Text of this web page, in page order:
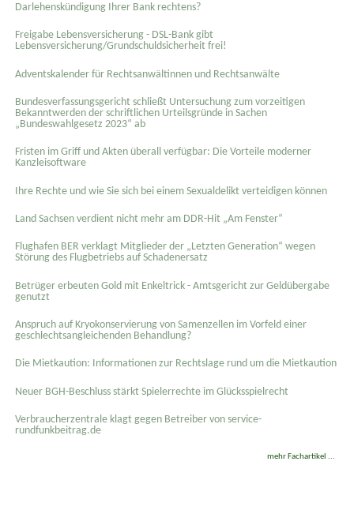
Darlehenskündigung Ihrer Bank rechtens?
Freigabe Lebensversicherung - DSL-Bank gibt
Lebensversicherung/Grundschuldsicherheit frei!
Adventskalender für Rechtsanwältinnen und Rechtsanwälte
Bundesverfassungsgericht schließt Untersuchung zum vorzeitigen
Bekanntwerden der schriftlichen Urteilsgründe in Sachen
„Bundeswahlgesetz 2023“ ab
Fristen im Griff und Akten überall verfügbar: Die Vorteile moderner
Kanzleisoftware
Ihre Rechte und wie Sie sich bei einem Sexual­delikt verteidigen können
Land Sachsen verdient nicht mehr am DDR-Hit „Am Fenster“
Flughafen BER verklagt Mitglieder der „Letzten Generation“ wegen
Störung des Flugbetriebs auf Schadenersatz
Betrüger erbeuten Gold mit Enkeltrick - Amtsgericht zur Geldübergabe
genutzt
Anspruch auf Kryokonservierung von Samenzellen im Vorfeld einer
geschlechtsangleichenden Behandlung?
Die Mietkaution: Informationen zur Rechtslage rund um die Mietkaution
Neuer BGH-Beschluss stärkt Spielerrechte im Glücksspielrecht
Verbraucherzentrale klagt gegen Betreiber von service-
rundfunkbeitrag.de
mehr Fachartikel ...